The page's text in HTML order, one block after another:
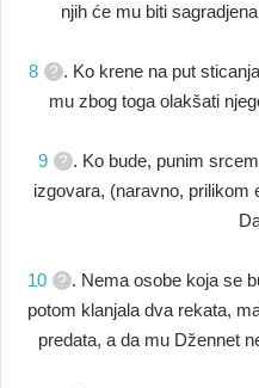
njih će mu biti
8
. Ko krene na put
mu zbog toga olakšati
9
. Ko bude, punim
izgovara, (naravno, prilikom
10
. Nema osobe koja se
potom klanjala dva rekata,
predata, a da mu Džennet